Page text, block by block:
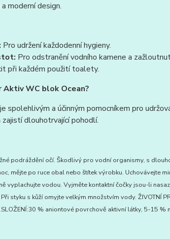
moderní design.
Pro udržení každodenní hygieny.
Pro odstranění vodního kamene a
při každém použití toalety.
WC blok Ocean?
spolehlivým a účinným pomocníkem pro
dlouhotrvající pohodlí.
podráždění očí. Škodlivý pro vodní organismy, s
mějte po ruce obal nebo štítek výrobku. Uchovávejte
vyplachujte vodou. Vyjměte kontaktní čočky jsou-li
styku s kůží omyjte velkým množstvím vody. ŽIVOTNÍ
% aniontové povrchově aktivní látky, 5-15 %